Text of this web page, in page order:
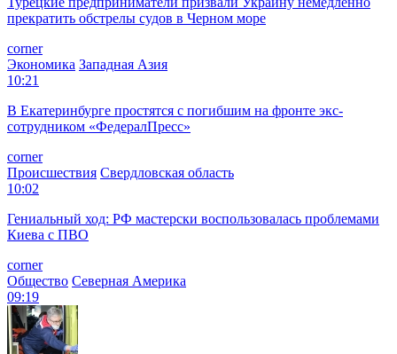
прекратить обстрелы судов в Черном море
corner
Экономика Западная Азия
10:21
В Екатеринбурге простятся с погибшим на фронте экс-
сотрудником «ФедералПресс»
corner
Происшествия Свердловская область
10:02
Гениальный ход: РФ мастерски воспользовалась проблемами
Киева с ПВО
corner
Общество Северная Америка
09:19